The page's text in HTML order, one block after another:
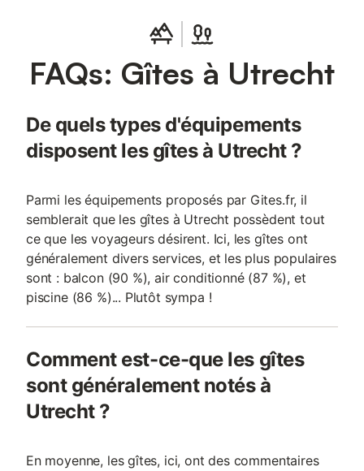
FAQs: Gîtes à Utrecht
De quels types d'équipements
disposent les gîtes à Utrecht ?
Parmi les équipements proposés par Gites.fr, il
semblerait que les gîtes à Utrecht possèdent tout
ce que les voyageurs désirent. Ici, les gîtes ont
généralement divers services, et les plus populaires
sont : balcon (90 %), air conditionné (87 %), et
piscine (86 %)... Plutôt sympa !
Comment est-ce-que les gîtes
sont généralement notés à
Utrecht ?
En moyenne, les gîtes, ici, ont des commentaires